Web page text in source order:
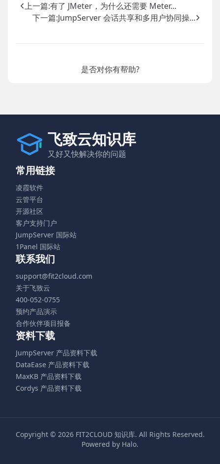
上一篇:有了 JMeter，为什么还需要 Meter...
下一篇:JumpServer 会话共享和多用户协同操...
是否对你有帮助?
飞致云知识库
又好又快解决你的问题
常用链接
凌霞软件
云管平台
开源社区
客户支持门户
JumpServer 国际站
1Panel 国际站
联系我们
support@fit2cloud.com
关于飞致云
400-052-0755
预约产品演示
合作伙伴项目报备
资料下载
JumpServer 产品资料下载
DataEase 产品资料下载
MaxKB 产品资料下载
Cordys 产品资料下载
Copyright © 2026 FIT2CLOUD 知识库. All Rights Reserved.
Powered by Halo.